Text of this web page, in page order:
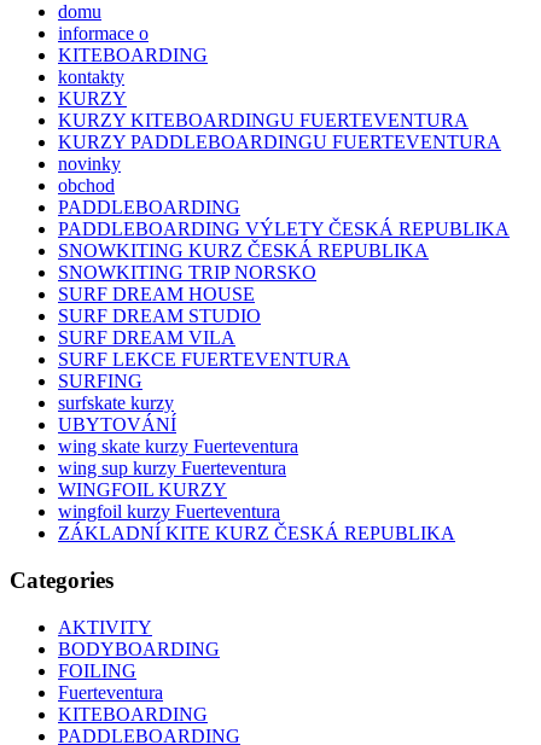
domu
informace o
KITEBOARDING
kontakty
KURZY
KURZY KITEBOARDINGU FUERTEVENTURA
KURZY PADDLEBOARDINGU FUERTEVENTURA
novinky
obchod
PADDLEBOARDING
PADDLEBOARDING VÝLETY ČESKÁ REPUBLIKA
SNOWKITING KURZ ČESKÁ REPUBLIKA
SNOWKITING TRIP NORSKO
SURF DREAM HOUSE
SURF DREAM STUDIO
SURF DREAM VILA
SURF LEKCE FUERTEVENTURA
SURFING
surfskate kurzy
UBYTOVÁNÍ
wing skate kurzy Fuerteventura
wing sup kurzy Fuerteventura
WINGFOIL KURZY
wingfoil kurzy Fuerteventura
ZÁKLADNÍ KITE KURZ ČESKÁ REPUBLIKA
Categories
AKTIVITY
BODYBOARDING
FOILING
Fuerteventura
KITEBOARDING
PADDLEBOARDING